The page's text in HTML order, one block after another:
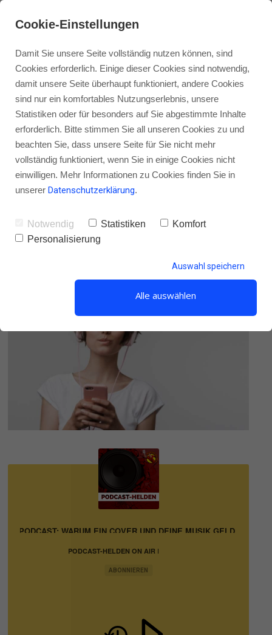
Investiere in deinen Podcast:
Warum ein Cover und deine
Musik Geld kosten dürfen
von Gordon Schönwälder 19. September 2017
PODCAST-HELDEN ON AIR |
MARKETING UND VERTRIEB
ABONNIEREN
PODCAST: WARUM EIN COVER UND DEINE MUSIK GELD KOSTEN
Cookie-Einstellungen
Damit Sie unsere Seite vollständig nutzen können, sind
Cookies erforderlich. Einige dieser Cookies sind notwendig,
damit unsere Seite überhaupt funktioniert, andere Cookies
sind nur ein komfortables Nutzungserlebnis, unsere
Statistiken oder für besonders auf Sie abgestimmte Inhalte
erforderlich. Bitte stimmen Sie all unseren Cookies zu und
beachten Sie, dass unsere Seite für Sie nicht mehr
vollständig funktioniert, wenn Sie in einige Cookies nicht
einwilligen. Mehr Informationen zu Cookies finden Sie in
unserer Datenschutzerklärung.
Notwendig Statistiken
Komfort
Personalisierung
Auswahl speichern
Alle auswählen